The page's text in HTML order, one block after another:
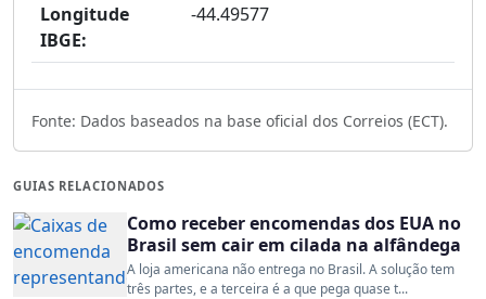
Longitude
IBGE:
-44.49577
Fonte: Dados baseados na base oficial dos Correios (ECT).
GUIAS RELACIONADOS
Como receber encomendas dos EUA no
Brasil sem cair em cilada na alfândega
A loja americana não entrega no Brasil. A solução tem
três partes, e a terceira é a que pega quase t...